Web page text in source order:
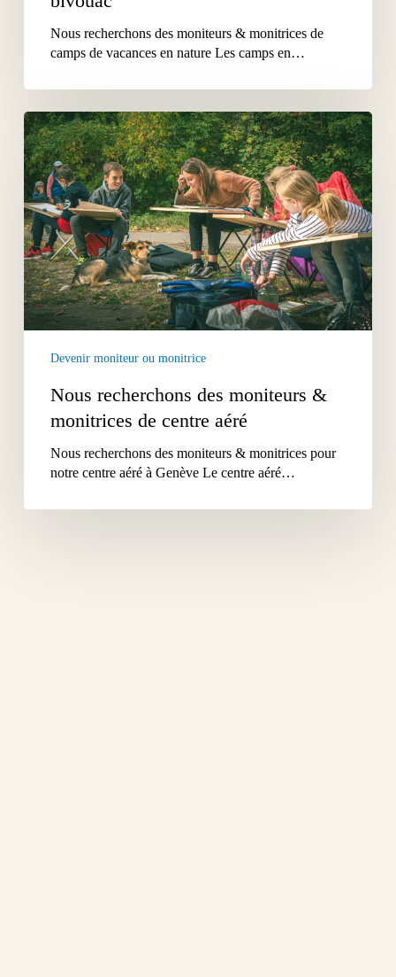
Nous recherchons des moniteurs & monitrices de
camps de vacances en nature Les camps en…
Nous
recherchons
des
moniteurs
&
monitrices
de
centre
aéré
Devenir moniteur ou monitrice
Nous recherchons des moniteurs &
monitrices de centre aéré
Nous recherchons des moniteurs & monitrices pour
notre centre aéré à Genève Le centre aéré…